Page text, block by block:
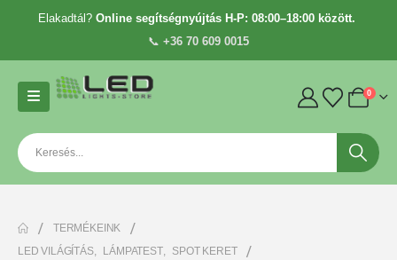
Elakadtál? Online segítségnyújtás H-P: 08:00–18:00 között.
📞 +36 70 609 0015
0
TERMÉKEINK
LED VILÁGÍTÁS, LÁMPATEST,
SPOT KERET